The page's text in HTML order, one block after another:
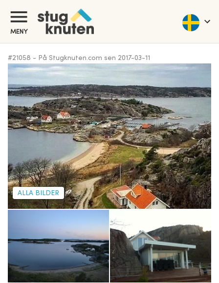
MENY
#21058 - På Stugknuten.com sen 2017-03-11
ALLA BILDER